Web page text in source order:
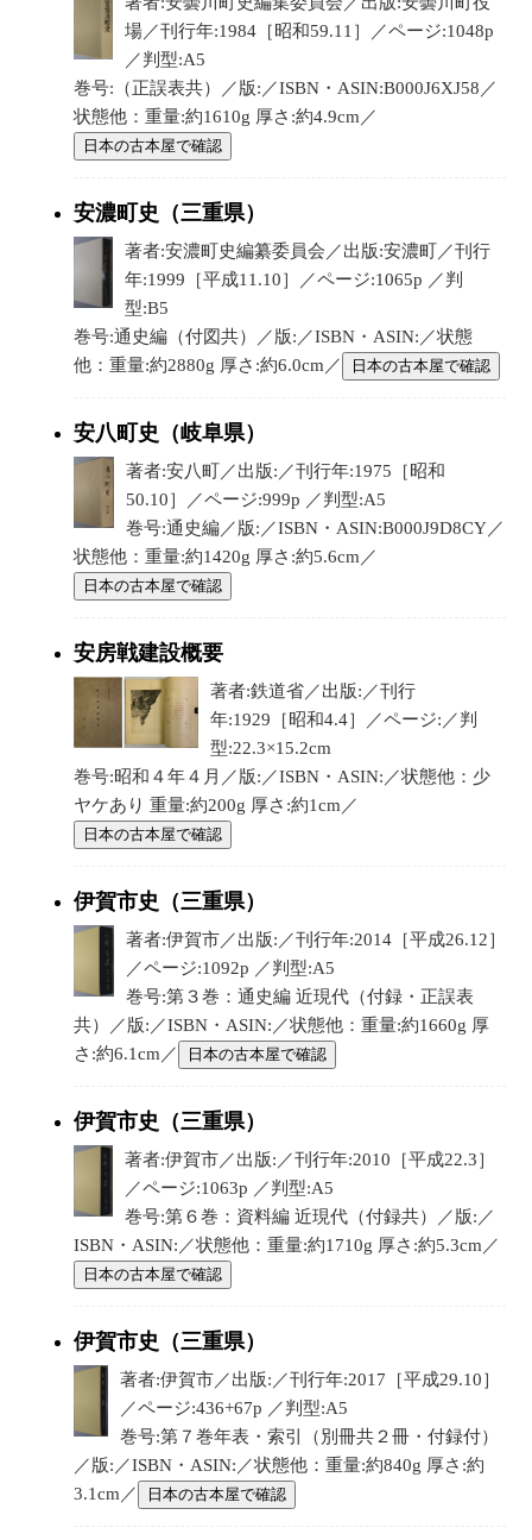
場／刊行年:1984［昭和59.11］／ページ:1048p
／判型:A5
巻号:（正誤表共）／版:／ISBN・ASIN:B000J6XJ58／
状態他：重量:約1610g 厚さ:約4.9cm／
日本の古本屋で確認
安濃町史（三重県）
著者:安濃町史編纂委員会／出版:安濃町／刊行
年:1999［平成11.10］／ページ:1065p ／判
型:B5
巻号:通史編（付図共）／版:／ISBN・ASIN:／状態
他：重量:約2880g 厚さ:約6.0cm／
日本の古本屋で確認
安八町史（岐阜県）
著者:安八町／出版:／刊行年:1975［昭和
50.10］／ページ:999p ／判型:A5
巻号:通史編／版:／ISBN・ASIN:B000J9D8CY／
状態他：重量:約1420g 厚さ:約5.6cm／
日本の古本屋で確認
安房戦建設概要
著者:鉄道省／出版:／刊行
年:1929［昭和4.4］／ページ:／判
型:22.3×15.2cm
巻号:昭和４年４月／版:／ISBN・ASIN:／状態他：少
ヤケあり 重量:約200g 厚さ:約1cm／
日本の古本屋で確認
伊賀市史（三重県）
著者:伊賀市／出版:／刊行年:2014［平成26.12］
／ページ:1092p ／判型:A5
巻号:第３巻：通史編 近現代（付録・正誤表
共）／版:／ISBN・ASIN:／状態他：重量:約1660g 厚
さ:約6.1cm／
日本の古本屋で確認
伊賀市史（三重県）
著者:伊賀市／出版:／刊行年:2010［平成22.3］
／ページ:1063p ／判型:A5
巻号:第６巻：資料編 近現代（付録共）／版:／
ISBN・ASIN:／状態他：重量:約1710g 厚さ:約5.3cm／
日本の古本屋で確認
伊賀市史（三重県）
著者:伊賀市／出版:／刊行年:2017［平成29.10］
／ページ:436+67p ／判型:A5
巻号:第７巻年表・索引（別冊共２冊・付録付）
／版:／ISBN・ASIN:／状態他：重量:約840g 厚さ:約
3.1cm／
日本の古本屋で確認